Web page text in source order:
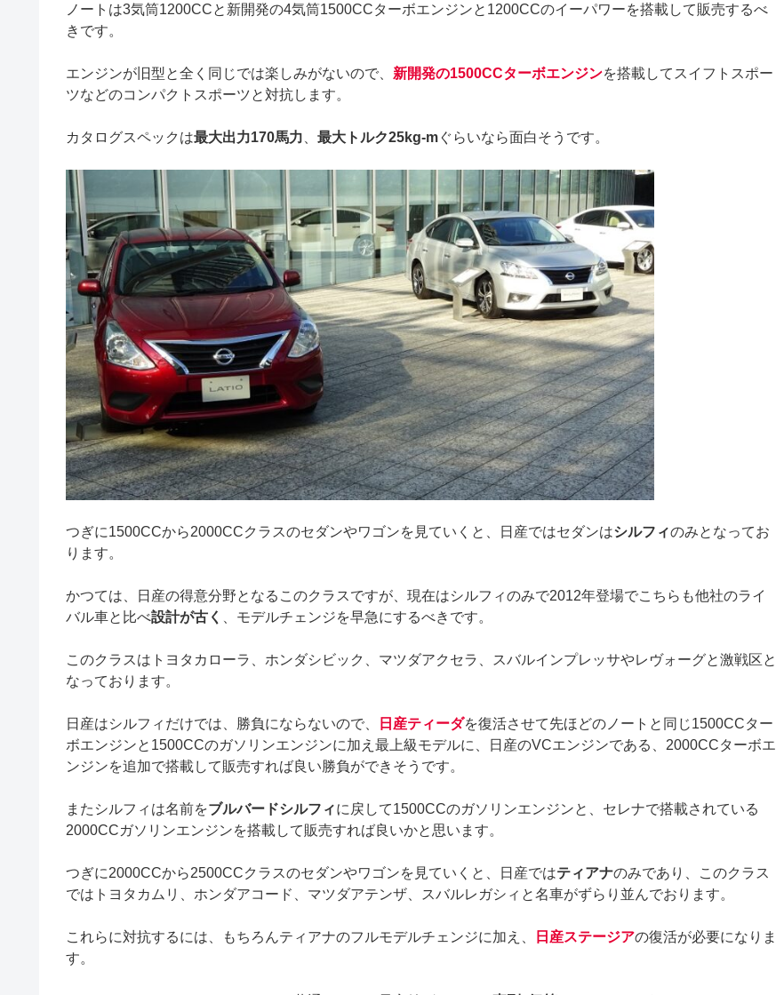
ノートは3気筒1200CCと新開発の4気筒1500CCターボエンジンと1200CCのイーパワーを搭載して販売するべ
きです。
エンジンが旧型と全く同じでは楽しみがないので、 新開発の1500CCターボエンジンを搭載してスイフトスポー
ツなどのコンパクトスポーツと対抗します。
カタログスペックは最大出力170馬力 最大トルク25kg-mぐらいなら面白そうです。
つぎに1500CCから2000CCクラスのセダンやワゴンを見ていくと、日産ではセダンはシルフィのみとなってお
ります。
かつては、日産の得意分野となるこのクラスですが、現在はシルフィのみで2012年登場でこちらも他社のライ
バル車と比べ設計が古く 、モデルチェンジを早急にするべきです。
このクラスはトヨタカローラ、ホンダシビック、マツダアクセラ、スバルインプレッサやレヴォーグと激戦区と
なっております。
日産はシルフィだけでは、勝負にならないので、 日産ティーダを復活させて先ほどのノートと同じ1500CCター
ボエンジンと1500CCのガソリンエンジンに加え最上級モデルに、日産のVCエンジンである、2000CCターボエ
ンジンを追加で搭載して販売すれば良い勝負ができそうです。
またシルフィは名前をブルバードシルフィに戻して1500CCのガソリンエンジンと、セレナで搭載されている
2000CCガソリンエンジンを搭載して販売すれば良いかと思います。
つぎに2000CCから2500CCクラスのセダンやワゴンを見ていくと、日産ではティアナのみであり、このクラス
ではトヨタカムリ、ホンダアコード、マツダアテンザ、スバルレガシィと名車がずらり並んでおります。
これらに対抗するには、もちろんティアナのフルモデルチェンジに加え、 日産ステージアの復活が必要になりま
す。